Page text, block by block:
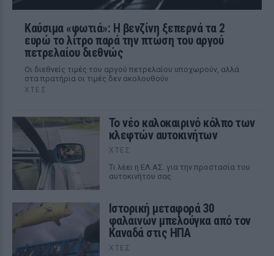
Καύσιμα «φωτιά»: Η βενζίνη ξεπερνά τα 2
ευρώ το λίτρο παρά την πτώση του αργού
πετρελαίου διεθνώς
Οι διεθνείς τιμές του αργού πετρελαίου υποχωρούν, αλλά
στα πρατήρια οι τιμές δεν ακολουθούν
ΧΤΕΣ
Το νέο καλοκαιρινό κόλπο των
κλεφτών αυτοκινήτων
ΧΤΕΣ
Tι λέει η ΕΛ.ΑΣ. για την προστασία του
αυτοκινήτου σας
Ιστορική μεταφορά 30
φαλαινών μπελούγκα από τον
Καναδά στις ΗΠΑ
ΧΤΕΣ